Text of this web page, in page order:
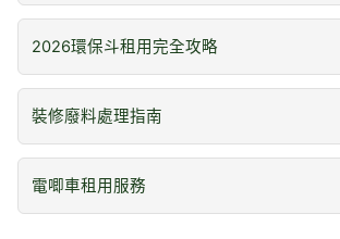
2026環保斗租用完全攻略
裝修廢料處理指南
電唧車租用服務